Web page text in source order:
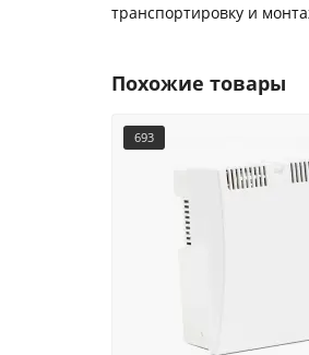
транспортировку и
Похожие товары
693